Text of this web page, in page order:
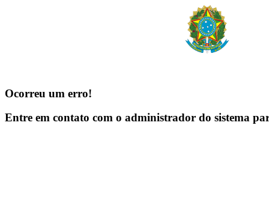
Ocorreu um erro!
Entre em contato com o administrador do sistema